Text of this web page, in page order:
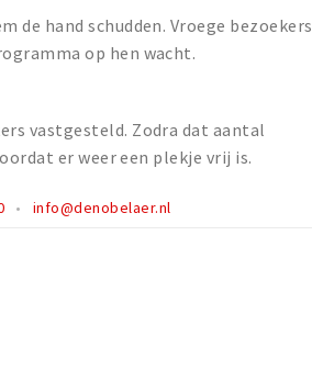
de hand schudden. Vroege bezoekers
op hen wacht.
vastgesteld. Zodra dat aantal
er weer een plekje vrij is.
info@denobelaer.nl